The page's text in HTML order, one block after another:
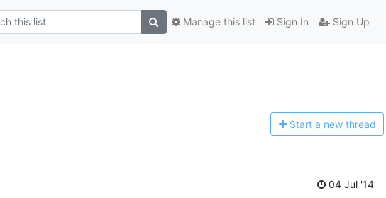
Sign In Sign Up
Manage this list
Start a new thread
04 Jul '14